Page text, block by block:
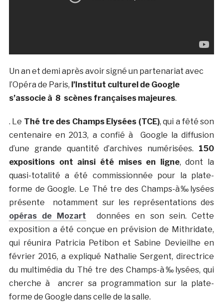
Un an et demi après avoir signé un partenariat avec
l’Opéra de Paris, l’Institut culturel de Google
s’associe à 8 scènes françaises majeures.
. Le Thé tre des Champs Elysées (TCE), qui a fêté son
centenaire en 2013, a confié à Google la diffusion
d’une grande quantité d’archives numérisées. 150
expositions ont ainsi été mises en ligne, dont la
quasi-totalité a été commissionnée pour la plate-
forme de Google. Le Thé tre des Champs-à‰lysées
présente notamment sur les représentations des
opéras de Mozart données en son sein. Cette
exposition a été conçue en prévision de Mithridate,
qui réunira Patricia Petibon et Sabine Devieilhe en
février 2016, a expliqué Nathalie Sergent, directrice
du multimédia du Thé tre des Champs-à‰lysées, qui
cherche à ancrer sa programmation sur la plate-
forme de Google dans celle de la salle.